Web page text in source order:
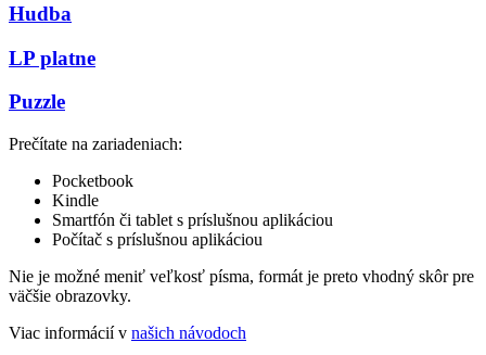
Hudba
LP platne
Puzzle
Prečítate na zariadeniach:
Pocketbook
Kindle
Smartfón či tablet s príslušnou aplikáciou
Počítač s príslušnou aplikáciou
Nie je možné meniť veľkosť písma, formát je preto vhodný skôr pre
väčšie obrazovky.
Viac informácií v našich návodoch